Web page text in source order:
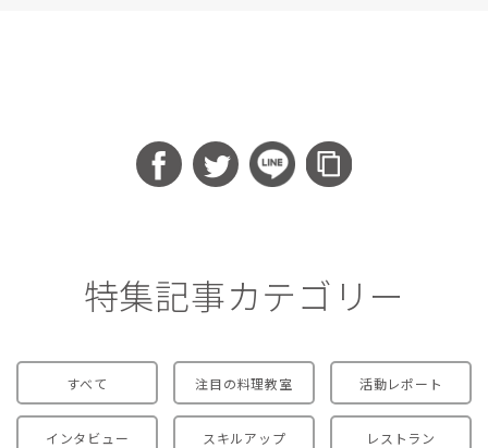
特集記事カテゴリー
すべて 注目の料理教室 活動レポート
インタビュー スキルアップ レストラン